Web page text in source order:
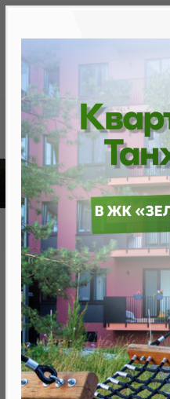
Скидки на
Главная База новостроек
26.4 "Марракеш" квартал
26.4
"Африка"
от 0 BYN (0 USD)
Минск, Октябрьский,
метро «Ковальская